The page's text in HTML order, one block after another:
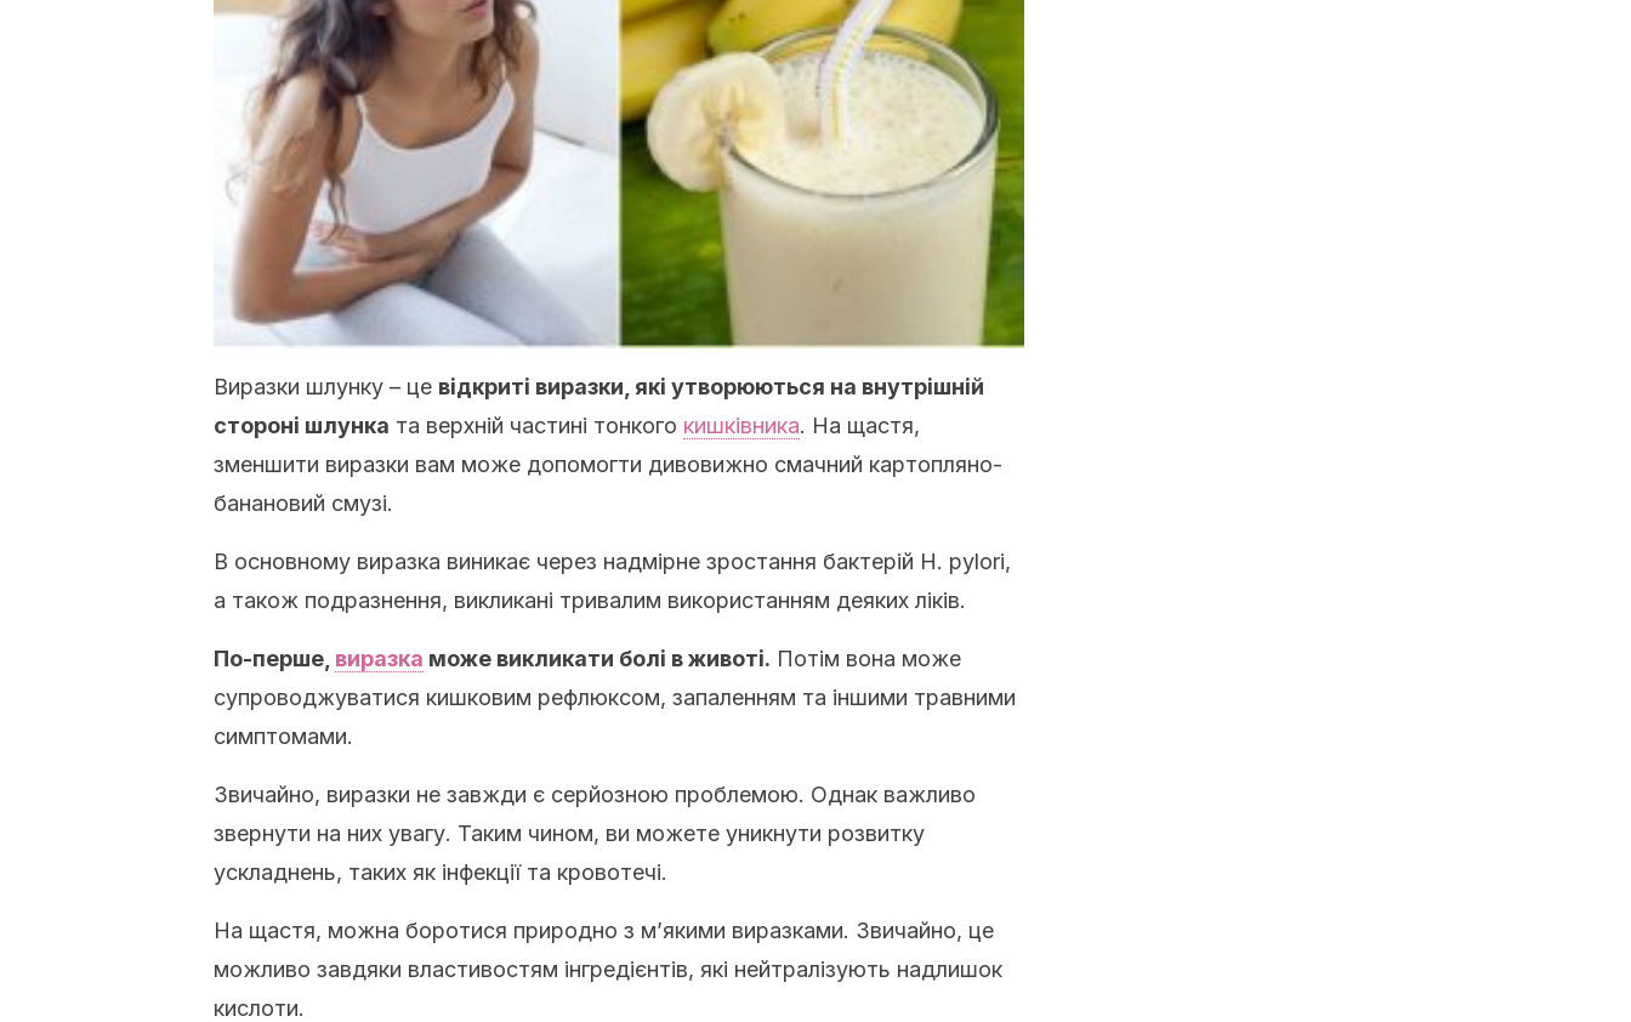
Виразки шлунку – це відкриті виразки, які утворюються на внутрішній
стороні шлунка та верхній частині тонкого кишківника. На щастя,
зменшити виразки вам може допомогти дивовижно смачний картопляно-
банановий смузі.
В основному виразка виникає через надмірне зростання бактерій H. pylori,
а також подразнення, викликані тривалим використанням деяких ліків.
По-перше, виразка може викликати болі в животі. Потім вона може
супроводжуватися кишковим рефлюксом, запаленням та іншими травними
симптомами.
Звичайно, виразки не завжди є серйозною проблемою. Однак важливо
звернути на них увагу. Таким чином, ви можете уникнути розвитку
ускладнень, таких як інфекції та кровотечі.
На щастя, можна боротися природно з м’якими виразками. Звичайно, це
можливо завдяки властивостям інгредієнтів, які нейтралізують надлишок
кислоти.